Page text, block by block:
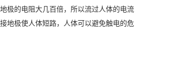
极的电阻大几百倍，所以流过人体的电流
地极使人体短路，人体可以避免触电的危